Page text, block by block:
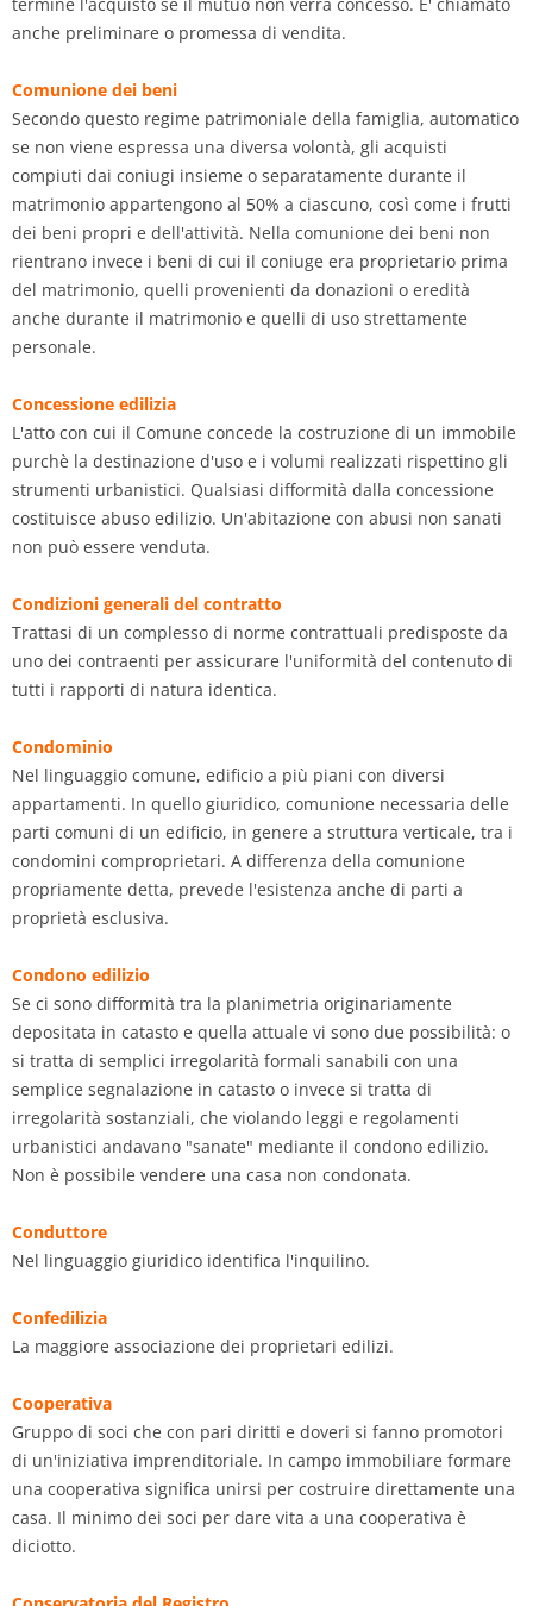
anche preliminare o promessa di vendita.
Comunione dei beni
Secondo questo regime patrimoniale della famiglia, automatico
se non viene espressa una diversa volontà, gli acquisti
compiuti dai coniugi insieme o separatamente durante il
matrimonio appartengono al 50% a ciascuno, così come i frutti
dei beni propri e dell'attività. Nella comunione dei beni non
rientrano invece i beni di cui il coniuge era proprietario prima
del matrimonio, quelli provenienti da donazioni o eredità
anche durante il matrimonio e quelli di uso strettamente
personale.
Concessione edilizia
L'atto con cui il Comune concede la costruzione di un immobile
purchè la destinazione d'uso e i volumi realizzati rispettino gli
strumenti urbanistici. Qualsiasi difformità dalla concessione
costituisce abuso edilizio. Un'abitazione con abusi non sanati
non può essere venduta.
Condizioni generali del contratto
Trattasi di un complesso di norme contrattuali predisposte da
uno dei contraenti per assicurare l'uniformità del contenuto di
tutti i rapporti di natura identica.
Condominio
Nel linguaggio comune, edificio a più piani con diversi
appartamenti. In quello giuridico, comunione necessaria delle
parti comuni di un edificio, in genere a struttura verticale, tra i
condomini comproprietari. A differenza della comunione
propriamente detta, prevede l'esistenza anche di parti a
proprietà esclusiva.
Condono edilizio
Se ci sono difformità tra la planimetria originariamente
depositata in catasto e quella attuale vi sono due possibilità: o
si tratta di semplici irregolarità formali sanabili con una
semplice segnalazione in catasto o invece si tratta di
irregolarità sostanziali, che violando leggi e regolamenti
urbanistici andavano "sanate" mediante il condono edilizio.
Non è possibile vendere una casa non condonata.
Conduttore
Nel linguaggio giuridico identifica l'inquilino.
Confedilizia
La maggiore associazione dei proprietari edilizi.
Cooperativa
Gruppo di soci che con pari diritti e doveri si fanno promotori
di un'iniziativa imprenditoriale. In campo immobiliare formare
una cooperativa significa unirsi per costruire direttamente una
casa. Il minimo dei soci per dare vita a una cooperativa è
diciotto.